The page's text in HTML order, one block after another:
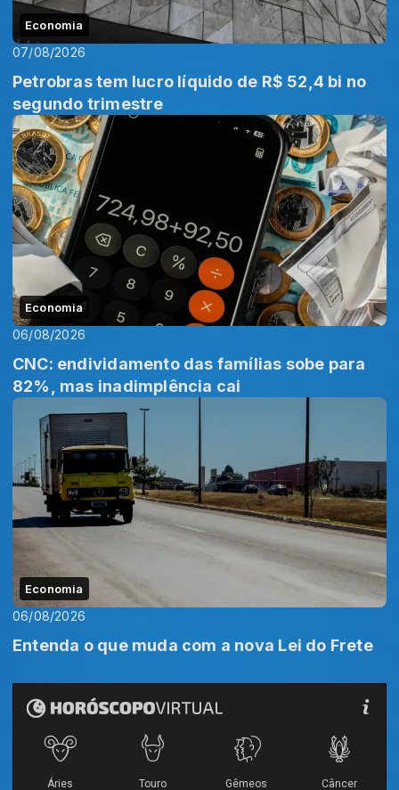
Economia
07/08/2026
Petrobras tem lucro líquido de R$ 52,4 bi no
segundo trimestre
Economia
06/08/2026
CNC: endividamento das famílias sobe para
82%, mas inadimplência cai
Economia
06/08/2026
Entenda o que muda com a nova Lei do Frete